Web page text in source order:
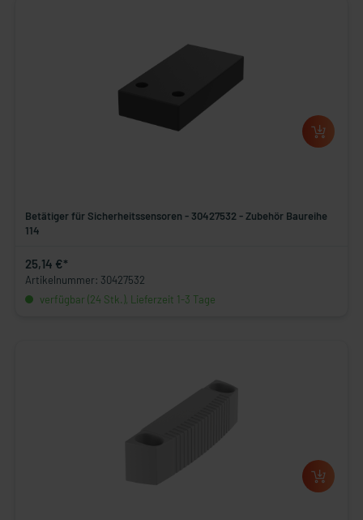
Betätiger für Sicherheitssensoren - 30427532 - Zubehör Baureihe
114
25,14 €*
Artikelnummer: 30427532
verfügbar (24 Stk.), Lieferzeit 1-3 Tage